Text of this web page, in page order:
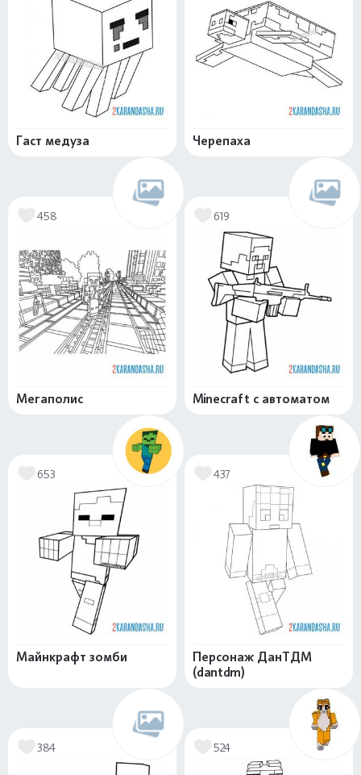
Гаст медуза Черепаха
458
Мегаполис
619
Minecraft с автоматом
653
Майнкрафт зомби
437
Персонаж ДанТДМ
(dantdm)
384 524